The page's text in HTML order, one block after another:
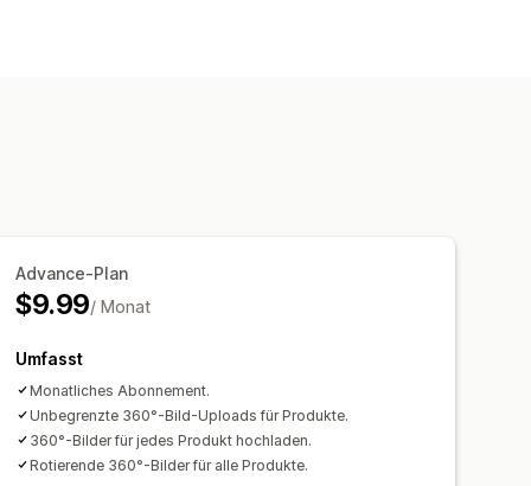
Advance-Plan
$9.99/ Monat
Umfasst
Monatliches Abonnement.
Unbegrenzte 360°-Bild-Uploads für Produkte.
360°-Bilder für jedes Produkt hochladen.
Rotierende 360°-Bilder für alle Produkte.